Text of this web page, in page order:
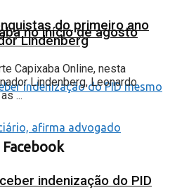
no início de agosto
indenização do PID
do primeiro ano
Lindenberg
Capixaba Online, nesta
Lindenberg, Leonardo
...